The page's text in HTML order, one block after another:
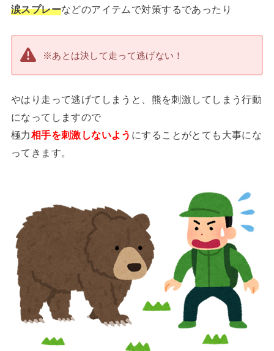
涙スプレーなどのアイテムで対策するであったり
※あとは決して走って逃げない！
やはり走って逃げてしまうと、熊を刺激してしまう行動
になってしますので
極力相手を刺激しないよう にすることがとても大事にな
ってきます。